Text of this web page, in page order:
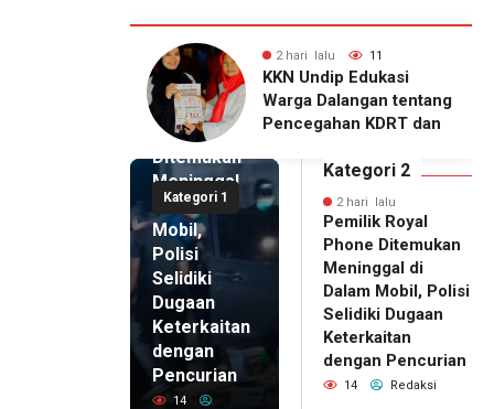
KKN Undip Edukasi
Warga Dalangan tentang
Pencegahan KDRT dan
Komunikasi Keluarga
2 hari lalu
KKN Undip Bekali
Pengelola BUMDes
Dalangan dengan
Kategori 1
2 hari lalu
Pemilik
Royal
Phone
Ditemukan
Meninggal
di Dalam
Mobil,
Polisi
Selidiki
Dugaan
Keterkaitan
dengan
Pencurian
14
Kategori 2
2 hari lalu
Pemilik Royal
Phone Ditemukan
Meninggal di
Dalam Mobil, Polisi
Selidiki Dugaan
Keterkaitan
dengan Pencurian
14 Redaksi